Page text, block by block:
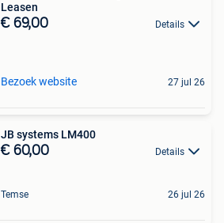
Leasen
€ 69,00 Details
Bezoek website 27 jul 26
JB systems LM400
€ 60,00 Details
Temse 26 jul 26